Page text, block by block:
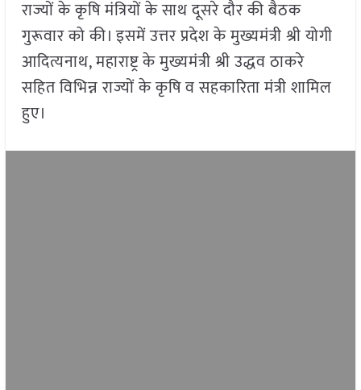
राज्यों के कृषि मंत्रियों के साथ दूसरे दौर की बैठक
गुरूवार को की। इसमें उत्तर प्रदेश के मुख्यमंत्री श्री योगी
आदित्यनाथ, महाराष्ट्र के मुख्यमंत्री श्री उद्धव ठाकरे
सहित विभिन्न राज्यों के कृषि व सहकारिता मंत्री शामिल
हुए।